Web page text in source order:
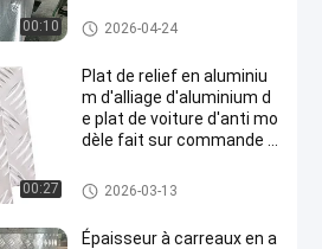
00:10 Feuille en aluminium de relief
2026-04-24
00:27
Plat de relief en aluminiu
m d'alliage d'aluminium d
e plat de voiture d'anti mo
dèle fait sur commande d
Feuille en aluminium de relief
2026-03-13
Épaisseur à carreaux en a